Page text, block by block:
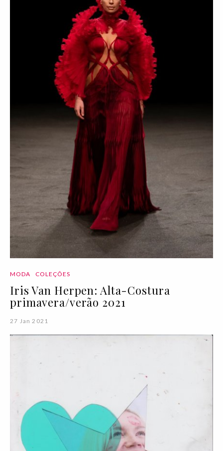
MODA COLEÇÕES
Iris Van Herpen: Alta-Costura
primavera/verão 2021
27 Jan 2021